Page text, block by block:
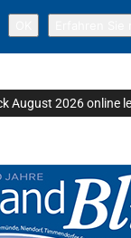
August 2026 online